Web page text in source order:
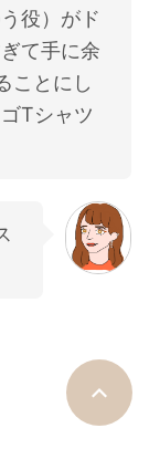
役）がド
て手に余
ことにし
Tシャツ